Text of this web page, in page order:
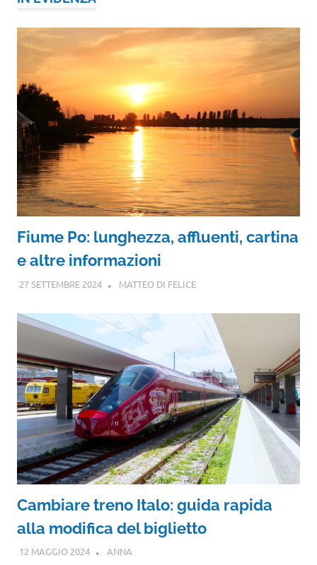
Fiume Po: lunghezza, affluenti, cartina
e altre informazioni
27 SETTEMBRE 2024 MATTEO DI FELICE
Cambiare treno Italo: guida rapida
alla modifica del biglietto
12 MAGGIO 2024 ANNA